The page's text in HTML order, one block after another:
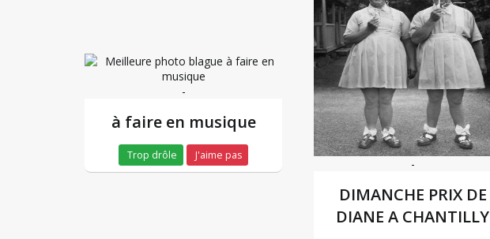
-
à faire en musique
Trop drôle J'aime pas
-
DIMANCHE PRIX DE
DIANE A CHANTILLY